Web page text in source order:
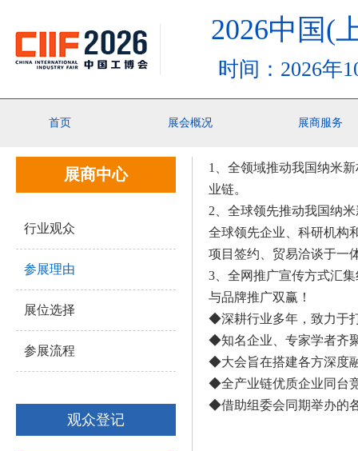
2026中国(
时间：2026年
首页 展会概况 展商服务
你的位置：首页 >展商中心>参展理由
展商中心
行业观众
参展理由
展位选择
参展流程
观众登记
1、 全领域推动我国纳米
业链。
2 、全球领先推动我国纳
全球领先企业、科研机构
项目签约、贸易洽谈于一
3 、全网推广宣传方式汇
与品牌推广双赢！
◆深耕行业多年，致力于
◆知名企业、专家学者齐
◆大会旨在搭建各方深度
◆全产业链优质企业同台
◆借助组委会同期举办的